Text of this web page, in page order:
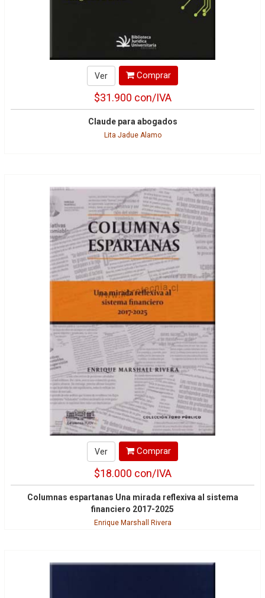
Ver Comprar
$31.900 con/IVA
Claude para abogados
Lita Jadue Alamo
Ver Comprar
$18.000 con/IVA
Columnas espartanas Una mirada reflexiva al sistema
financiero 2017-2025
Enrique Marshall Rivera